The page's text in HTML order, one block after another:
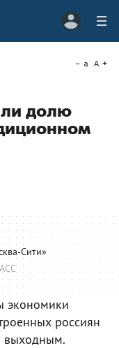
a A
долю
Сити»
экономики
россиян
выходным.